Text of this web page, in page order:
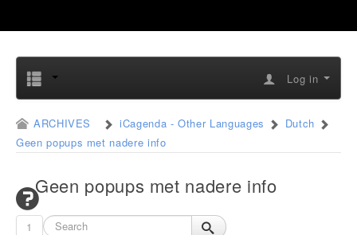
Log in
ARCHIVES iCagenda - Other Languages
Dutch
Geen popups met nadere info
Geen popups met nadere info
1